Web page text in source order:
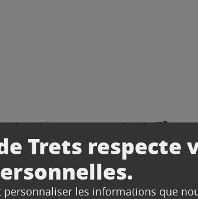
Trets respecte
personnaliser les informations que
de publications sur Calaméo